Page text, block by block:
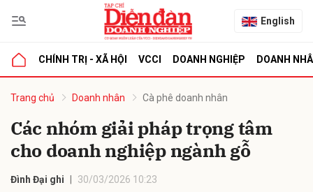
English
CHÍNH TRỊ - XÃ HỘI VCCI DOANH NGHIỆP DOANH
Trang chủ Doanh nhân Cà phê doanh nhân
Các nhóm giải pháp trọng tâm
cho doanh nghiệp ngành gỗ
Đình Đại ghi 30/03/2026 10:23
luận